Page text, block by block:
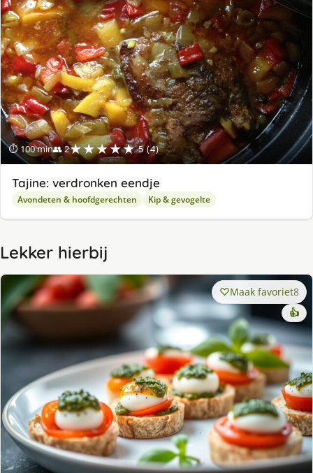
⏱ 100 min👥 2★★★★★ 5 (4)
Tajine: verdronken eendje
Avondeten & hoofdgerechten Kip & gevogelte
Lekker hierbij
Maak favoriet8
👍